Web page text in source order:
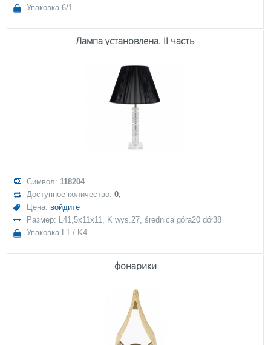
Упаковка 6/1
Лампа установлена. II часть
Символ: 118204
Доступное количество:0,
Цена: войдите
Размер: L41,5x11x11, K wys.27, średnica góra20 dół38
Упаковка L1 / K4
фонарики